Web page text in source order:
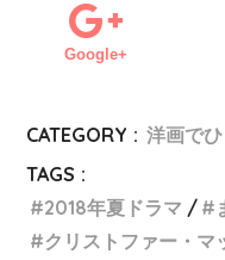
Google+
CATEGORY : 洋画で
TAGS :
2018年夏ドラマ
クリストファー・マ